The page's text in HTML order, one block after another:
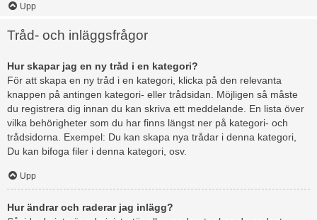
Upp
Tråd- och inläggsfrågor
Hur skapar jag en ny tråd i en kategori?
För att skapa en ny tråd i en kategori, klicka på den relevanta
knappen på antingen kategori- eller trådsidan. Möjligen så måste
du registrera dig innan du kan skriva ett meddelande. En lista över
vilka behörigheter som du har finns längst ner på kategori- och
trådsidorna. Exempel: Du kan skapa nya trådar i denna kategori,
Du kan bifoga filer i denna kategori, osv.
Upp
Hur ändrar och raderar jag inlägg?